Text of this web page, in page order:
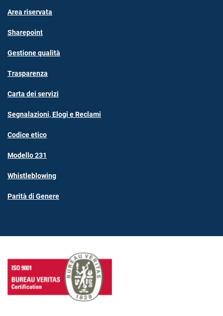
Area riservata
Sharepoint
Gestione qualità
Trasparenza
Carta dei servizi
Segnalazioni, Elogi e Reclami
Codice etico
Modello 231
Whistleblowing
Parità di Genere